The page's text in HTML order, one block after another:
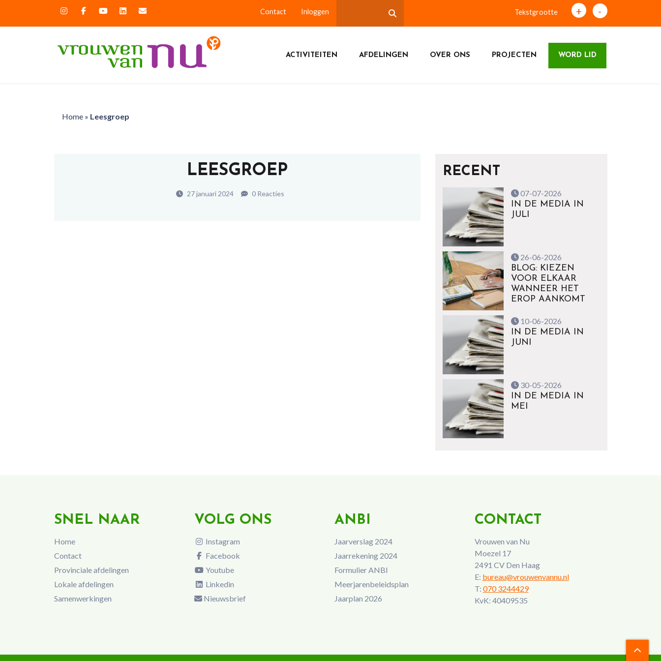
Contact Inloggen Tekstgrootte + -
ACTIVITEITEN AFDELINGEN OVER ONS PROJECTEN WORD LID
Home» Leesgroep
LEESGROEP
27 januari 2024 0 Reacties
RECENT
07-07-2026
IN DE MEDIA IN
JULI
26-06-2026
BLOG: KIEZEN
VOOR ELKAAR
WANNEER HET
EROP AANKOMT
10-06-2026
IN DE MEDIA IN
JUNI
30-05-2026
IN DE MEDIA IN
MEI
SNEL NAAR
Home
Contact
Provinciale afdelingen
Lokale afdelingen
Samenwerkingen
VOLG ONS
Instagram
Facebook
Youtube
Linkedin
Nieuwsbrief
ANBI
Jaarverslag 2024
Jaarrekening 2024
Formulier ANBI
Meerjarenbeleidsplan
Jaarplan 2026
CONTACT
Vrouwen van Nu
Moezel 17
2491 CV Den Haag
E: bureau@vrouwenvannu.nl
T: 070 3244429
KvK: 40409535